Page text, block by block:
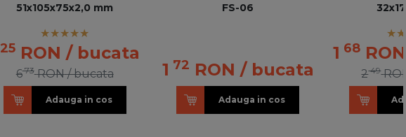
51x105x75x2,0 mm
25 RON / bucata
673 RON / bucata
Adauga in cos
FS-06
1 72 RON / bucata
Adauga in cos
1 68 RON
249